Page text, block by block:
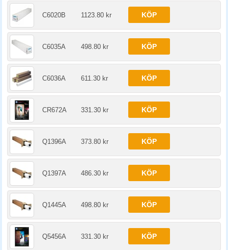
C6020B 1123.80 kr KÖP
C6035A 498.80 kr KÖP
C6036A 611.30 kr KÖP
CR672A 331.30 kr KÖP
Q1396A 373.80 kr KÖP
Q1397A 486.30 kr KÖP
Q1445A 498.80 kr KÖP
Q5456A 331.30 kr KÖP